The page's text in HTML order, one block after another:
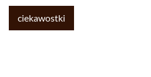
ciekawostki